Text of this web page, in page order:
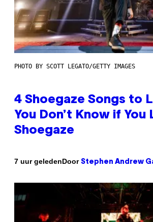
PHOTO BY SCOTT LEGATO/GETTY IMAGES
4 Shoegaze Songs to
You Don’t Know if You
Shoegaze
7 uur geledenDoor Stephen Andrew